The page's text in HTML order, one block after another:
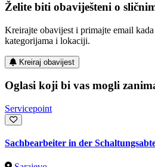
Želite biti obaviješteni o
Kreirajte obavijest i primajte email
kategorijama i lokaciji.
Kreiraj obavijest
Oglasi koji bi vas mogli
Servicepoint
Sachbearbeiter in der